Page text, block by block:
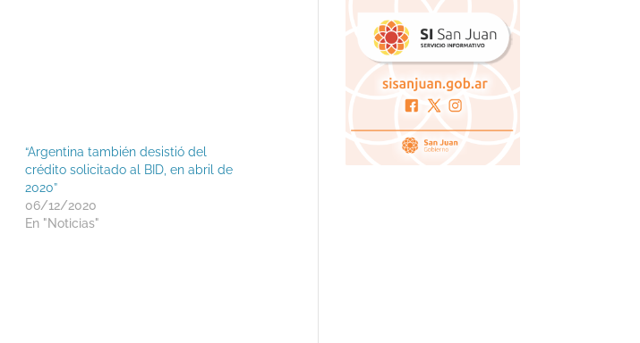
“Argentina también desistió del
crédito solicitado al BID, en abril de
2020”
06/12/2020
En "Noticias"